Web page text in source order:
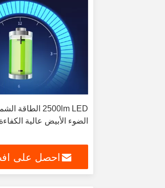
الضوء الأبيض عالية الكفاءة
احصل على